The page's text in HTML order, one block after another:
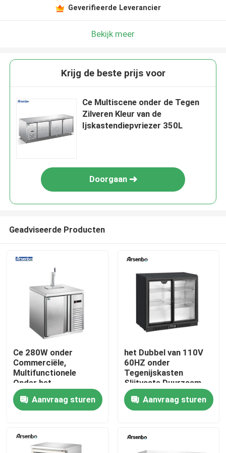
Huis
Ongeveer ons
Geverifieerde Leverancier
Bekijk meer
Krijg de beste prijs voor
Ce Multiscene onder de Tegen
Zilveren Kleur van de
Ijskastendiepvriezer 350L
Doorgaan
Geadviseerde Producten
Ce 280W onder
Commerciële,
Multifunctionele
Onder het
Kabinetsdiepvriezer
van de Bankkoelkast
Aanvraag sturen
het Dubbel van 110V
60HZ onder
Tegenijskasten
Slijtvaste Duurzaam
Aanvraag sturen